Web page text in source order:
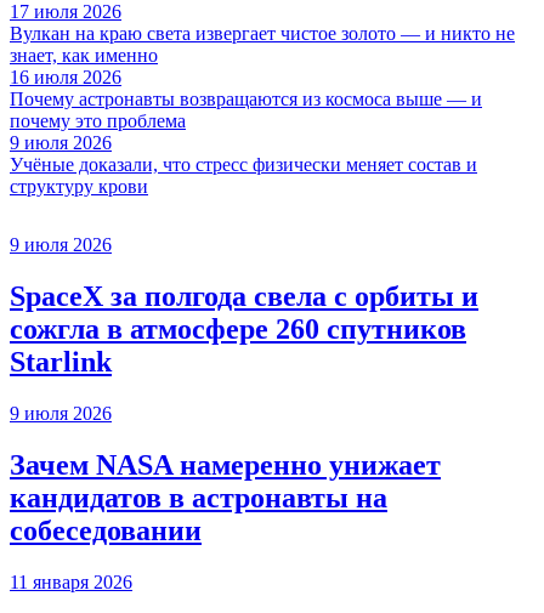
17 июля 2026
Вулкан на краю света извергает чистое золото — и никто не
знает, как именно
16 июля 2026
Почему астронавты возвращаются из космоса выше — и
почему это проблема
9 июля 2026
Учёные доказали, что стресс физически меняет состав и
структуру крови
9 июля 2026
SpaceX за полгода свела с орбиты и
сожгла в атмосфере 260 спутников
Starlink
9 июля 2026
Зачем NASA намеренно унижает
кандидатов в астронавты на
собеседовании
11 января 2026